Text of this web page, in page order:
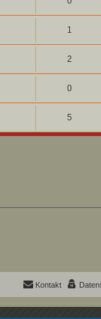
1
2
0
5
Kontakt